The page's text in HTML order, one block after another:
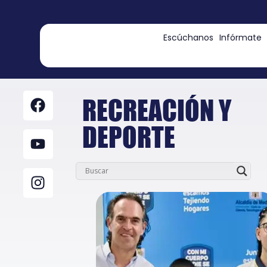
Escúchanos Infórmate
RECREACIÓN Y
DEPORTE